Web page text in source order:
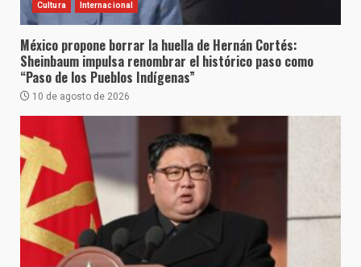
Cultura Internacional
México propone borrar la huella de Hernán Cortés:
Sheinbaum impulsa renombrar el histórico paso como
“Paso de los Pueblos Indígenas”
10 de agosto de 2026